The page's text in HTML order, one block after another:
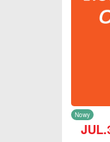
Nowy